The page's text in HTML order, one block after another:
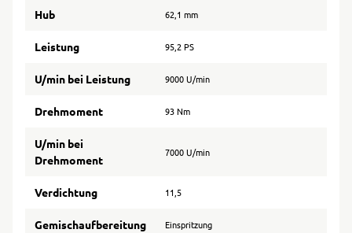
Hub 62,1 mm
Leistung 95,2 PS
U/min bei Leistung 9000 U/min
Drehmoment 93 Nm
U/min bei
Drehmoment
7000 U/min
Verdichtung 11,5
Gemischaufbereitung Einspritzung